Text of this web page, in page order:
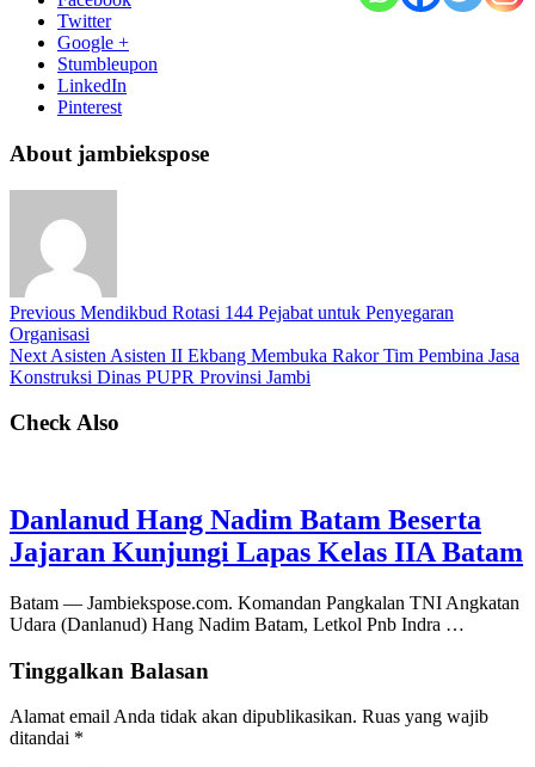
Twitter
Google +
Stumbleupon
LinkedIn
Pinterest
About jambiekspose
Previous Mendikbud Rotasi 144 Pejabat untuk Penyegaran
Organisasi
Next Asisten Asisten II Ekbang Membuka Rakor Tim Pembina Jasa
Konstruksi Dinas PUPR Provinsi Jambi
Check Also
Danlanud Hang Nadim Batam Beserta
Jajaran Kunjungi Lapas Kelas IIA Batam
Batam — Jambiekspose.com. Komandan Pangkalan TNI Angkatan
Udara (Danlanud) Hang Nadim Batam, Letkol Pnb Indra …
Tinggalkan Balasan
Alamat email Anda tidak akan dipublikasikan. Ruas yang wajib
ditandai *